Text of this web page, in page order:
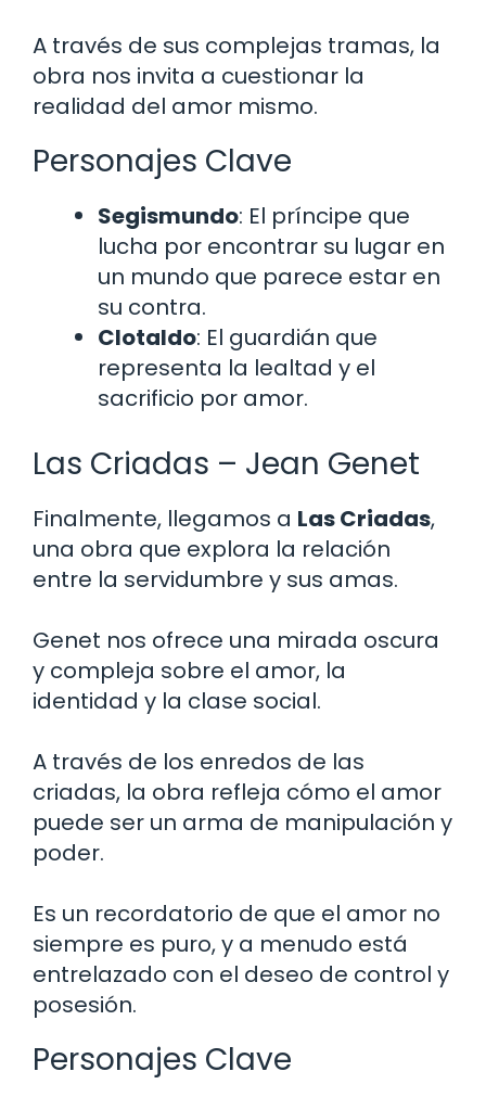
A través de sus complejas tramas, la
obra nos invita a cuestionar la
realidad del amor mismo.
Personajes Clave
Segismundo: El príncipe que
lucha por encontrar su lugar en
un mundo que parece estar en
su contra.
Clotaldo: El guardián que
representa la lealtad y el
sacrificio por amor.
Las Criadas – Jean Genet
Finalmente, llegamos a Las Criadas,
una obra que explora la relación
entre la servidumbre y sus amas.
Genet nos ofrece una mirada oscura
y compleja sobre el amor, la
identidad y la clase social.
A través de los enredos de las
criadas, la obra refleja cómo el amor
puede ser un arma de manipulación y
poder.
Es un recordatorio de que el amor no
siempre es puro, y a menudo está
entrelazado con el deseo de control y
posesión.
Personajes Clave